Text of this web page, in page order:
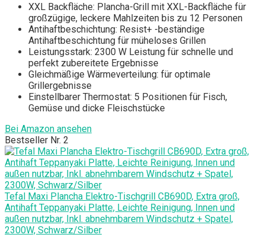
XXL Backfläche: Plancha-Grill mit XXL-Backfläche für
großzügige, leckere Mahlzeiten bis zu 12 Personen
Antihaftbeschichtung: Resist+ -beständige
Antihaftbeschichtung für müheloses Grillen
Leistungsstark: 2300 W Leistung für schnelle und
perfekt zubereitete Ergebnisse
Gleichmäßige Wärmeverteilung: für optimale
Grillergebnisse
Einstellbarer Thermostat: 5 Positionen für Fisch,
Gemüse und dicke Fleischstücke
Bei Amazon ansehen
Bestseller Nr. 2
Tefal Maxi Plancha Elektro-Tischgrill CB690D, Extra groß,
Antihaft Teppanyaki Platte, Leichte Reinigung, Innen und
außen nutzbar, Inkl. abnehmbarem Windschutz + Spatel,
2300W, Schwarz/Silber